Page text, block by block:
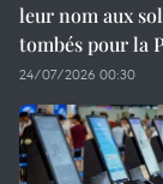
leur nom aux
tombés pour la
24/07/2026 00:30